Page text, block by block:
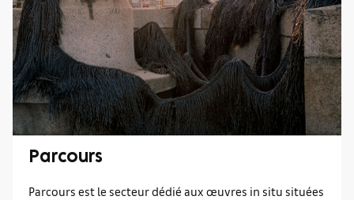
Parcours
Parcours est le secteur dédié aux œuvres in situ situées